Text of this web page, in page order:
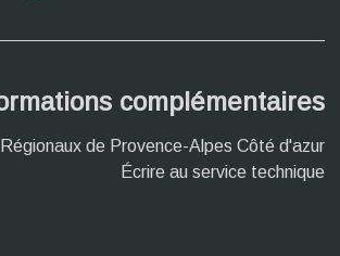
complémentaires
de Provence-Alpes Côté d'azur
Écrire au service technique